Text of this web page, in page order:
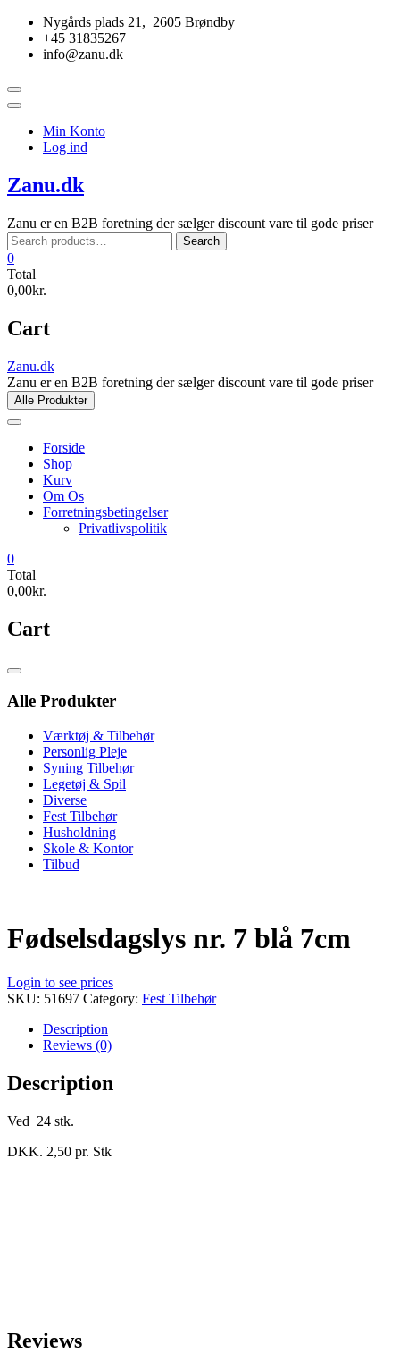
Skip
content
Nygårds plads 21, 2605 Brøndby
+45 31835267
info@zanu.dk
Topbar
Menu
Min Konto
Log ind
Zanu.dk
Zanu er en B2B foretning der sælger discount vare til gode priser
Search
for:
Search
0
Total
0,00kr.
Cart
Zanu.dk
Zanu er en B2B foretning der sælger discount vare til gode priser
Alle Produkter
Forside
Shop
Kurv
Om Os
Forretningsbetingelser
Privatlivspolitik
0
Total
0,00kr.
Cart
Catalog
Alle Produkter
Værktøj & Tilbehør
Personlig Pleje
Syning Tilbehør
Legetøj & Spil
Diverse
Fest Tilbehør
Husholdning
Skole & Kontor
Tilbud
Fødselsdagslys nr. 7 blå 7cm
Login to see prices
SKU: 51697 Category: Fest Tilbehør
Description
Reviews (0)
Description
Ved 24 stk.
DKK. 2,50 pr. Stk
Reviews